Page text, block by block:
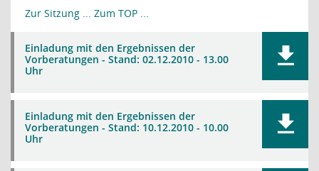
Zur Sitzung ... Zum TOP ...
Einladung mit den Ergebnissen der
Vorberatungen - Stand: 02.12.2010 - 13.00
Uhr
Einladung mit den Ergebnissen der
Vorberatungen - Stand: 10.12.2010 - 10.00
Uhr